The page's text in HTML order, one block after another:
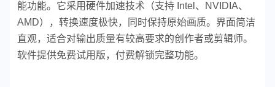
能功能。它采用硬件加速技术（支持 Intel、NVIDIA、
AMD），转换速度极快，同时保持原始画质。界面简洁
直观，适合对输出质量有较高要求的创作者或剪辑师。
软件提供免费试用版，付费解锁完整功能。